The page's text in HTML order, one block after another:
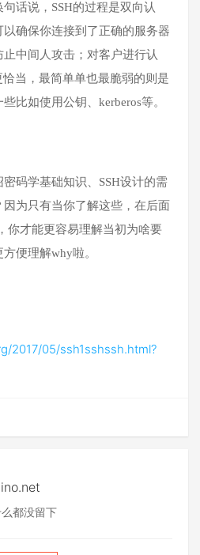
话说，SSH的过程是双向认
确保你连接到了正确的服务器
中间人攻击；对客户进行认
当，最简单单也最脆弱的则是
比如使用公钥、kerberos等。
码学基础知识、SSH设计的需
为只有当你了解这些，在后面
你才能更容易理解当初为啥要
便理解why啦。
2017/05/ssh1sshssh.html?
都没留下